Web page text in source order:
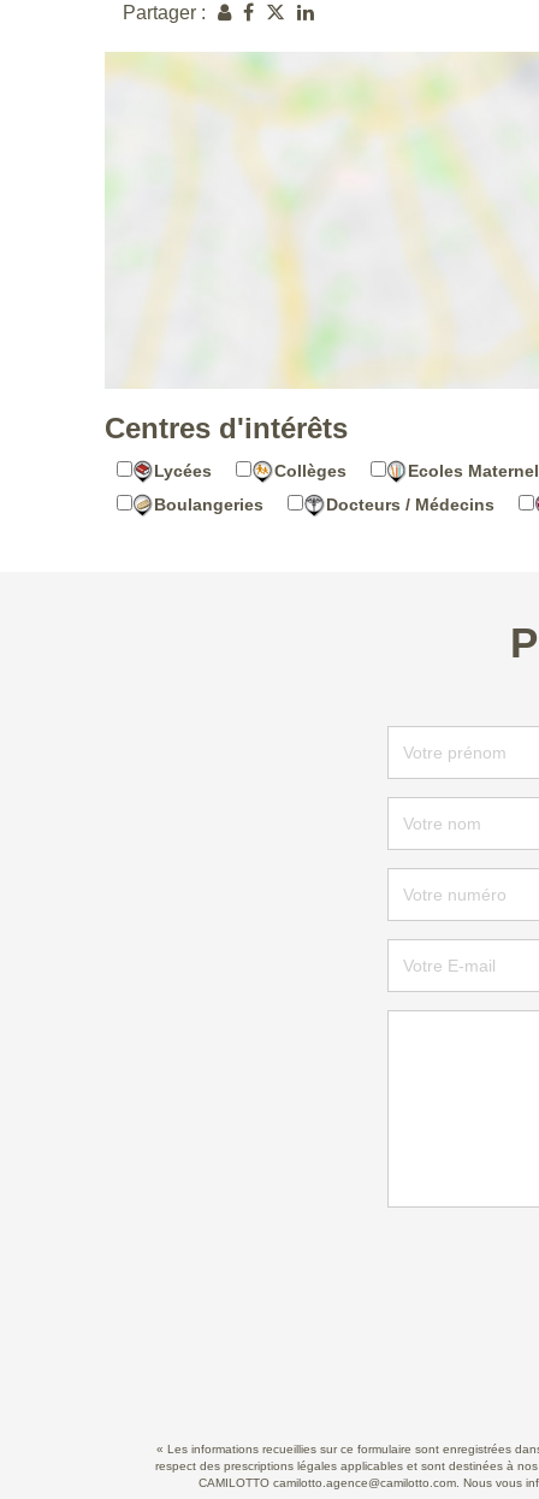
Partager :
Centres d'intérêts
Lycées Collèges
Ecoles
Boulangeries
Docteurs / Médecins
« Les informations recueillies sur ce formulaire sont enregistrées
respect des prescriptions légales applicables et sont destinées à
CAMILOTTO camilotto.agence@camilotto.com. Nous vous